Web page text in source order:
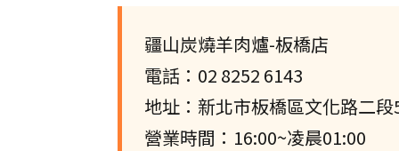
疆山炭燒羊肉爐-板橋店
電話：02 8252 6143
地址：新北市板橋區文化路二段
營業時間：16:00~凌晨01:00